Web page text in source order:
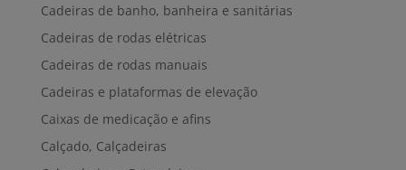
Cadeiras de banho, banheira e sanitárias
Cadeiras de rodas elétricas
Cadeiras de rodas manuais
Cadeiras e plataformas de elevação
Caixas de medicação e afins
Calçado, Calçadeiras